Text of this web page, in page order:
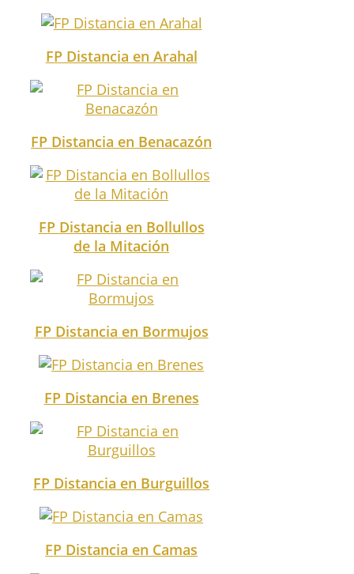
FP Distancia en Arahal
FP Distancia en Benacazón
FP Distancia en Bollullos
de la Mitación
FP Distancia en Bormujos
FP Distancia en Brenes
FP Distancia en Burguillos
FP Distancia en Camas